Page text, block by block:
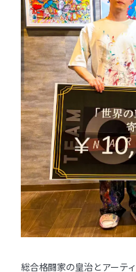
総合格闘家の皇治とアーテ